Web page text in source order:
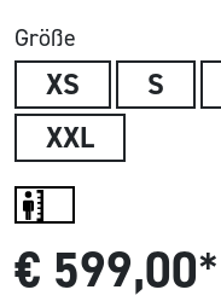
Größe
XS S
XXL
€ 599,00*